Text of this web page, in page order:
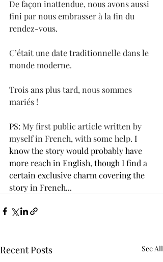
De façon inattendue, nous avons aussi
fini par nous embrasser à la fin du
rendez-vous.
C’était une date traditionnelle dans le
monde moderne.
Trois ans plus tard, nous sommes
mariés !
PS: My first public article written by
myself in French, with some help. I
know the story would probably have
more reach in English, though I find a
certain exclusive charm covering the
story in French...
Recent Posts See All